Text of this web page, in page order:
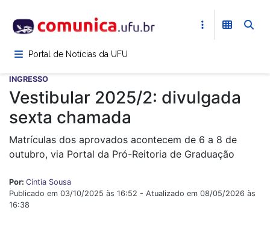
para
conteúdoPortal de Notícias da UFU
INGRESSO
Vestibular 2025/2: divulgada
sexta chamada
Matrículas dos aprovados acontecem de 6 a 8 de
outubro, via Portal da Pró-Reitoria de Graduação
Por: Cíntia Sousa
Publicado em 03/10/2025 às 16:52 - Atualizado em 08/05/2026 às
16:38